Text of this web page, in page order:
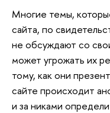
Многие темы,
сайта, по
не обсуждают со
может угрожать их
тому, как они
сайте происходит
и за никами